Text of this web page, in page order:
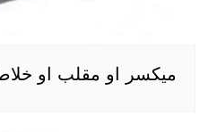
ميكسر او مقلب او